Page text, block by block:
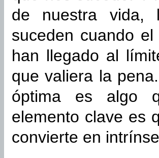
de nuestra vida,
suceden cuando
han llegado al
que valiera la
óptima es algo
elemento clave es
convierte en